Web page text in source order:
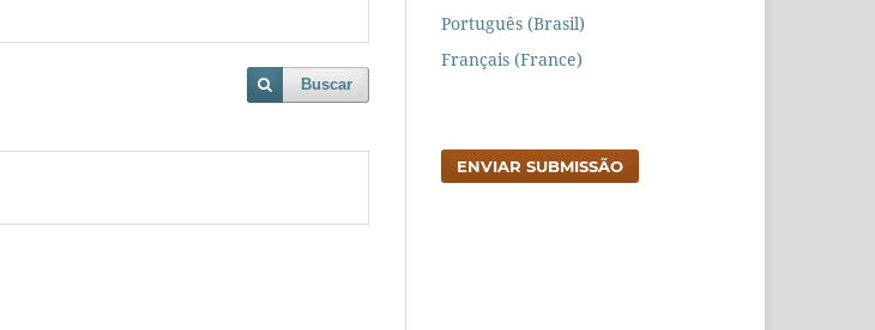
Buscar
Português (Brasil)
Français (France)
ENVIAR SUBMISSÃO